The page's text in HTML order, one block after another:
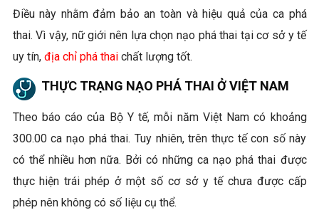
Điều này nhằm đảm bảo an toàn và hiệu quả của ca phá
thai. Vì vậy, nữ giới nên lựa chọn nạo phá thai tại cơ sở y tế
uy tín, địa chỉ phá thaichất lượng tốt.
THỰC TRẠNG NẠO PHÁ THAI Ở VIỆT NAM
Theo báo cáo của Bộ Y tế, mỗi năm Việt Nam có khoảng
300.00 ca nạo phá thai. Tuy nhiên, trên thực tế con số này
có thể nhiều hơn nữa. Bởi có những ca nạo phá thai được
thực hiện trái phép ở một số cơ sở y tế chưa được cấp
phép nên không có số liệu cụ thể.